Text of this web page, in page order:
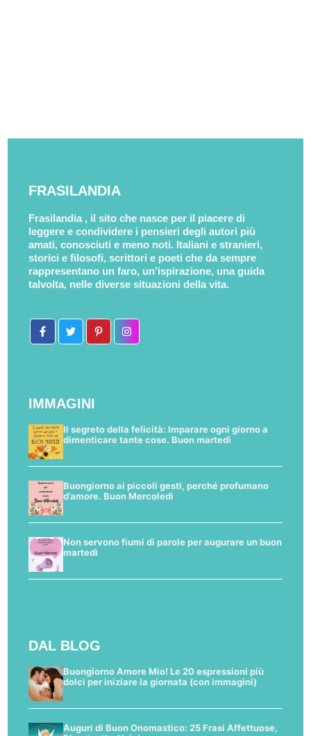
FRASILANDIA
Frasilandia , il sito che nasce per il piacere di
leggere e condividere i pensieri degli autori più
amati, conosciuti e meno noti. Italiani e stranieri,
storici e filosofi, scrittori e poeti che da sempre
rappresentano un faro, un’ispirazione, una guida
talvolta, nelle diverse situazioni della vita.
IMMAGINI
Il segreto della felicità: Imparare ogni giorno a
dimenticare tante cose. Buon martedì
Buongiorno ai piccoli gesti, perché profumano
d’amore. Buon Mercoledì
Non servono fiumi di parole per augurare un buon
martedì
DAL BLOG
Buongiorno Amore Mio! Le 20 espressioni più
dolci per iniziare la giornata (con immagini)
Auguri di Buon Onomastico: 25 Frasi Affettuose,